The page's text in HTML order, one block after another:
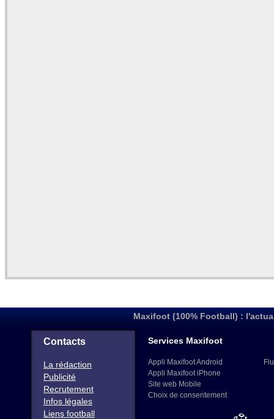
Maxifoot (100% Football) :
Contacts
La rédaction
Publicité
Recrutement
Infos légales
Liens football
Services Maxifoot
Appli Maxifoot Android
Appli Maxifoot iPhone
Site web Mobile
Choix de consentement